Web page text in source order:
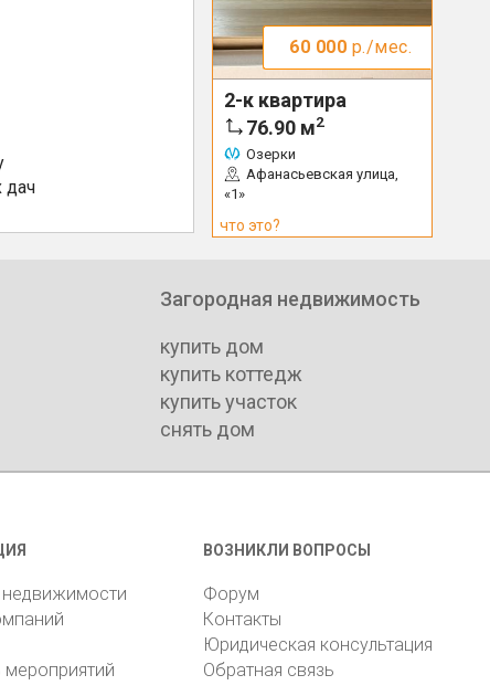
дач
60 000 р./мес.
2-к квартира
76.90 м2
Озерки
Афанасьевская улица,
«1»
что это?
Загородная недвижимость
купить дом
купить коттедж
купить участок
снять дом
недвижимости
мероприятий
ВОЗНИКЛИ ВОПРОСЫ
Форум
Контакты
Юридическая консультация
Обратная связь